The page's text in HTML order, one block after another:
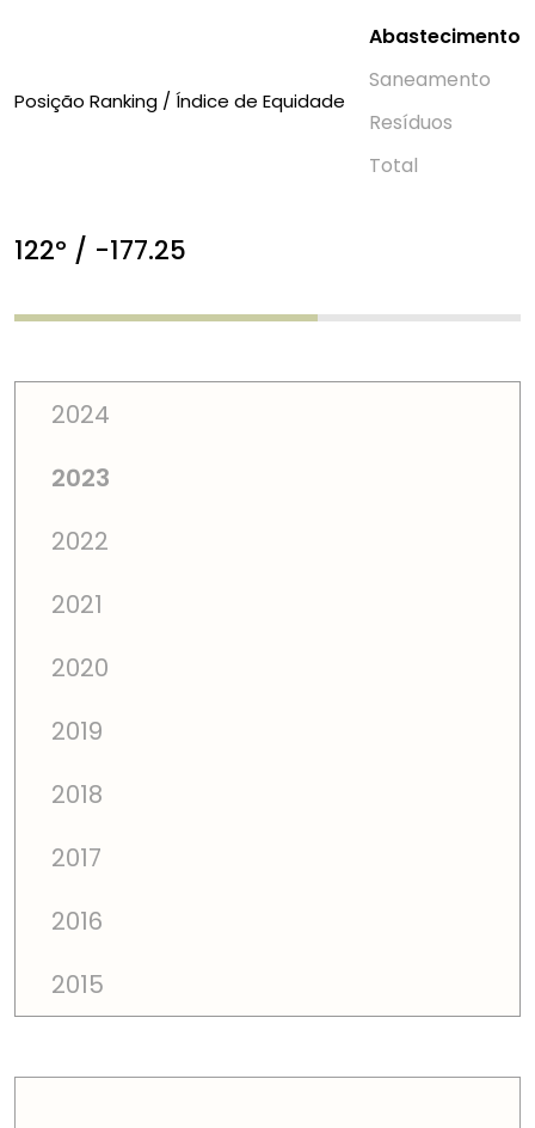
Posição Ranking / Índice de Equidade
Abastecimento
Saneamento
Resí­duos
Total
122º / -177.25
2024
2023
2022
2021
2020
2019
2018
2017
2016
2015